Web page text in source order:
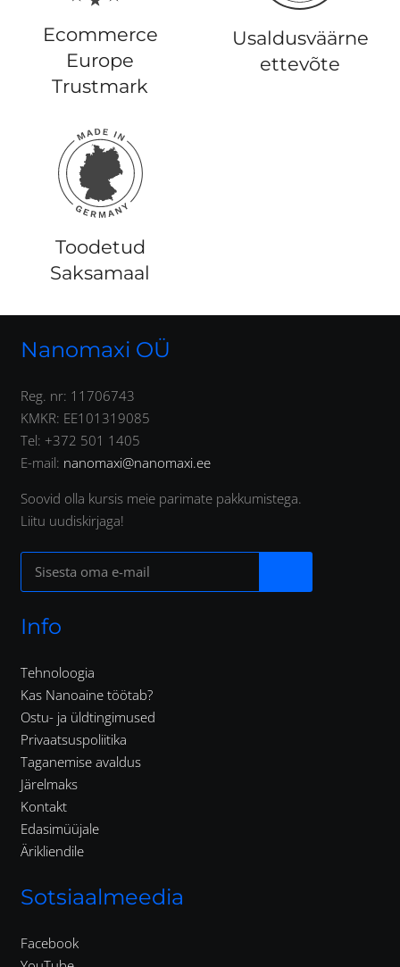
Ecommerce
Europe
Trustmark
Usaldusväärne
ettevõte
Toodetud
Saksamaal
Nanomaxi OÜ
Reg. nr: 11706743
KMKR: EE101319085
Tel: +372 501 1405
E-mail: nanomaxi@nanomaxi.ee
Soovid olla kursis meie parimate pakkumistega.
Liitu uudiskirjaga!
Info
Tehnoloogia
Kas Nanoaine töötab?
Ostu- ja üldtingimused
Privaatsuspoliitika
Taganemise avaldus
Järelmaks
Kontakt
Edasimüüjale
Ärikliendile
Sotsiaalmeedia
Facebook